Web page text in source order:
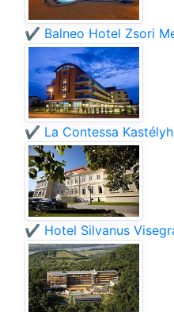
✔️ Balneo Hotel Zsori
✔️ La Contessa
✔️ Hotel Silvanus